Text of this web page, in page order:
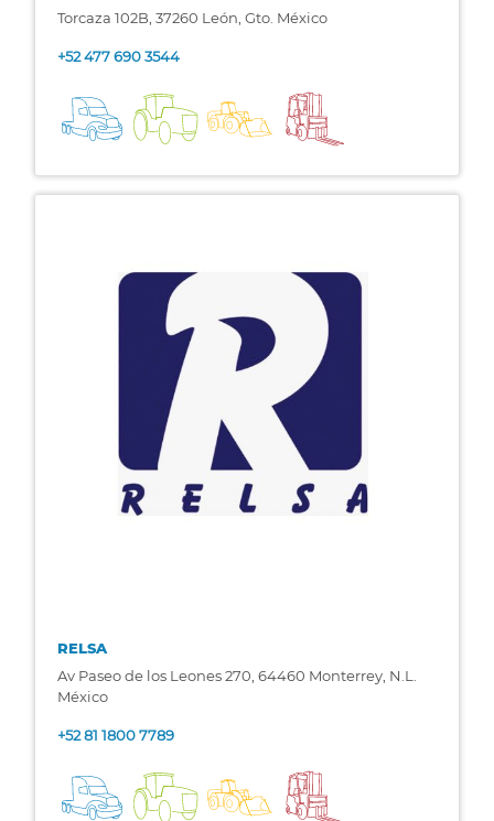
Torcaza 102B, 37260 León, Gto. México
+52 477 690 3544
RELSA
Av Paseo de los Leones 270, 64460 Monterrey, N.L.
México
+52 81 1800 7789